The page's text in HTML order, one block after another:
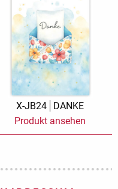
X-JB24
DANKE
Produkt ansehen